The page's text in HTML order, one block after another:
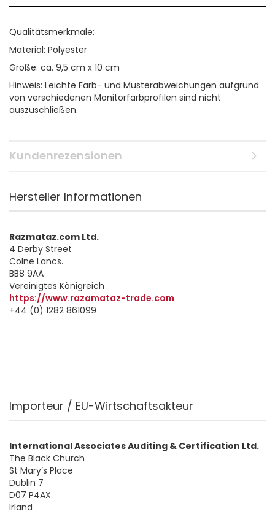
Qualitätsmerkmale:
Material: Polyester
Größe: ca. 9,5 cm x 10 cm
Hinweis: Leichte Farb- und Musterabweichungen aufgrund
von verschiedenen Monitorfarbprofilen sind nicht
auszuschließen.
Kundenrezensionen
Hersteller Informationen
Razmataz.com Ltd.
4 Derby Street
Colne Lancs.
BB8 9AA
Vereinigtes Königreich
https://www.razamataz-trade.com
+44 (0) 1282 861099
Importeur / EU-Wirtschaftsakteur
International Associates Auditing & Certification Ltd.
The Black Church
St Mary’s Place
Dublin 7
D07 P4AX
Irland